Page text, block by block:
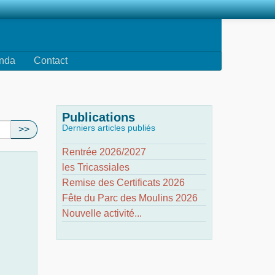
Contact
>>
Publications
Derniers articles publiés
Rentrée 2026/2027
les Tricassiales
Remise des Certificats 2026
Fête du Parc des Moulins 2026
Nouvelle activité...